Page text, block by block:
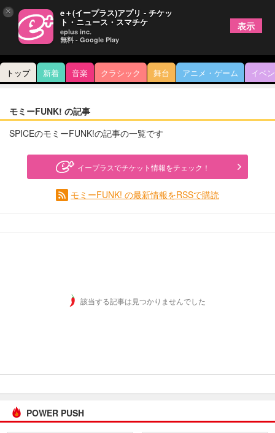
トップ 新着 音楽 クラシック 舞台 アニメ・ゲーム イベ
モミーFUNK! の記事
SPICEのモミーFUNK!の記事の一覧です
イープラスでチケット情報をチェック！
モミーFUNK! の最新情報をRSSで購読
該当する記事は見つかりませんでした
POWER PUSH
× e＋(イープラス)アプリ - チケッ
ト・ニュース・スマチケ
eplus inc.
無料 - Google Play
表示